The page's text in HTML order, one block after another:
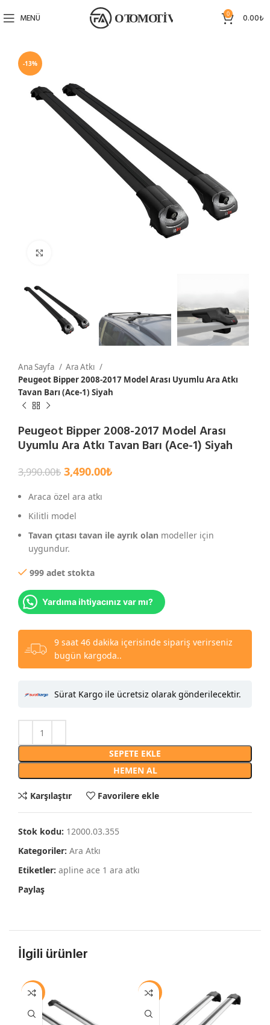
MENÜ 0 0.00₺
-13%
Ana Sayfa
Ara Atkı
Peugeot Bipper 2008-2017 Model Arası Uyumlu Ara Atkı
Tavan Barı (Ace-1) Siyah
Peugeot Bipper 2008-2017 Model Arası
Uyumlu Ara Atkı Tavan Barı (Ace-1) Siyah
3,990.00₺ 3,490.00₺
Araca özel ara atkı
Kilitli model
Tavan çıtası tavan ile ayrık olan modeller için
uygundur.
999 adet stokta
Yardıma ihtiyacınız var mı?
9 saat 46 dakika içerisinde sipariş verirseniz
bugün kargoda..
Sürat Kargo ile ücretsiz olarak gönderilecektir.
SEPETE EKLE
HEMEN AL
Karşılaştır Favorilere ekle
Stok kodu: 12000.03.355
Kategoriler: Ara Atkı
Etiketler: apline ace 1 ara atkı
Paylaş
İlgili ürünler
-13% -15%